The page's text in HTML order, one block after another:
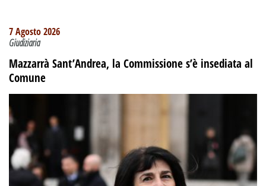
7 Agosto 2026
Giudiziaria
Mazzarrà Sant’Andrea, la Commissione s’è insediata al
Comune